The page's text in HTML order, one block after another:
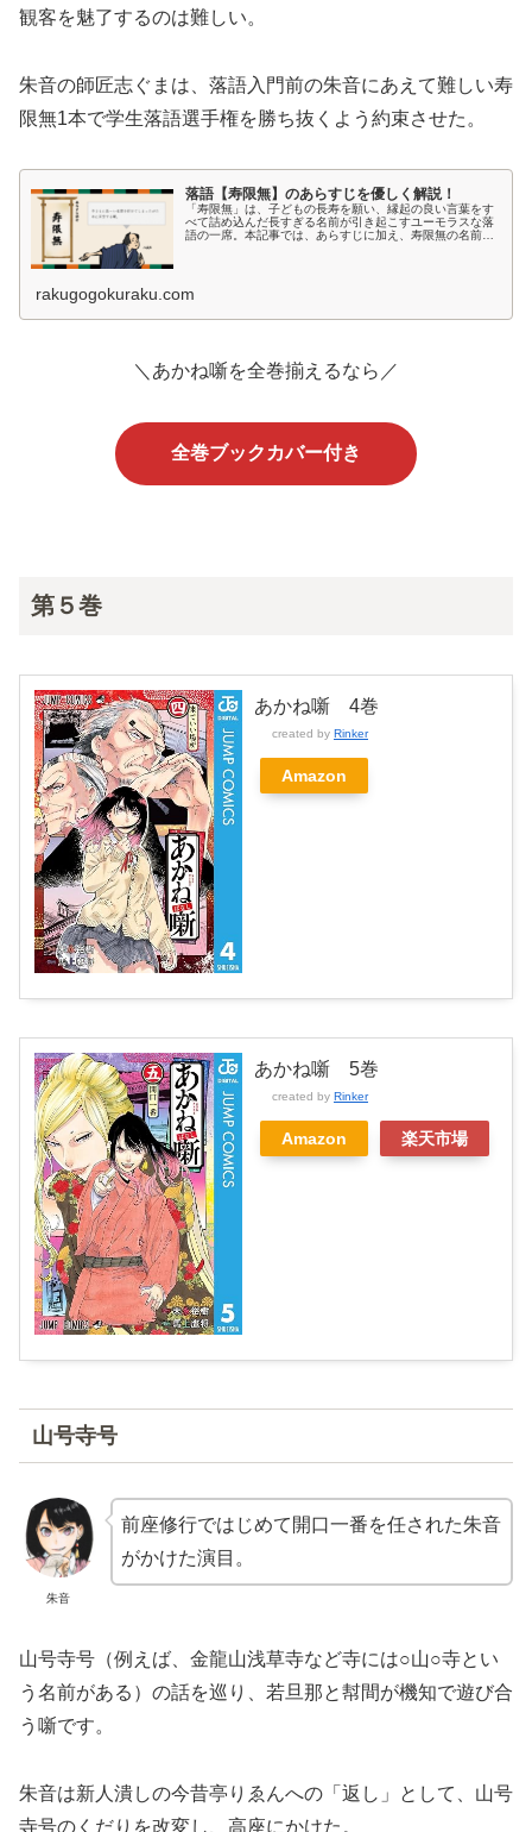
観客を魅了するのは難しい。
朱音の師匠志ぐまは、落語入門前の朱音にあえて難しい寿
限無1本で学生落語選手権を勝ち抜くよう約束させた。
落語【寿限無】のあらすじを優しく解説！
「寿限無」は、子どもの長寿を願い、縁起の良い言葉をす
べて詰め込んだ長すぎる名前が引き起こすユーモラスな落
語の一席。本記事では、あらすじに加え、寿限無の名前に
rakugogokuraku.com
＼あかね噺を全巻揃えるなら／
全巻ブックカバー付き
第５巻
あかね噺 4巻
created by Rinker
Amazon
あかね噺 5巻
created by Rinker
Amazon 楽天市場
山号寺号
朱音
前座修行ではじめて開口一番を任された朱音
がかけた演目。
山号寺号（例えば、金龍山浅草寺など寺には○山○寺とい
う名前がある）の話を巡り、若旦那と幇間が機知で遊び合
う噺です。
朱音は新人潰しの今昔亭りゑんへの「返し」として、山号
寺号のくだりを改変し、高座にかけた。